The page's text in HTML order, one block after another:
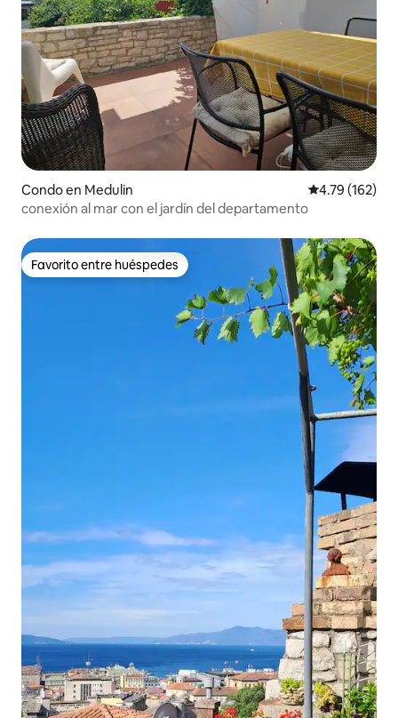
Condo en Medulin Calificación
4.79 (162)
conexión al mar con el jardín del departamento
Favorito entre huéspedes
Favorito entre huéspedes